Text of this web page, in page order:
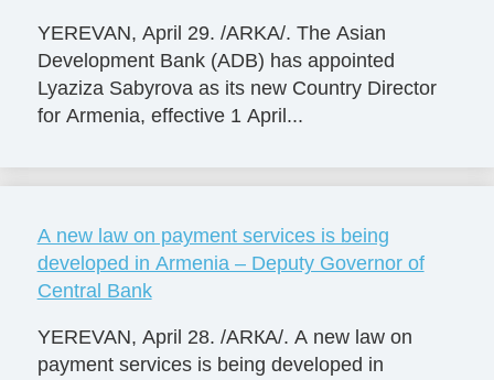
YEREVAN, April 29. /ARKA/. The Asian
Development Bank (ADB) has appointed
Lyaziza Sabyrova as its new Country Director
for Armenia, effective 1 April...
A new law on payment services is being
developed in Armenia – Deputy Governor of
Central Bank
YEREVAN, April 28. /ARКА/. A new law on
payment services is being developed in